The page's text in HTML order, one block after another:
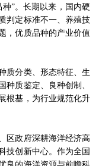
”。长期以来，国内硬
判定标准不一、养殖技
，优质品种的产业价值
质分类、形态特征、生
种质鉴定、良种创制、
根基，为行业规范化升
区政府深耕海洋经济高
技创新中心。作为全国